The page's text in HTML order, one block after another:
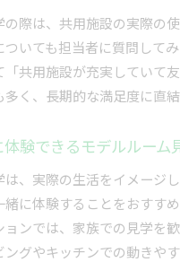
の際は、共用施設の実際の
いても担当者に質問して
「共用施設が充実していて
く、長期的な満足度に直結
験できるモデルルーム
は、実際の生活をイメージ
に体験することをおすす
ョンでは、家族での見学を
グやキッチンでの動きや